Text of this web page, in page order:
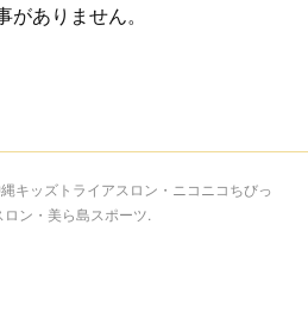
がありません。
縄キッズトライアスロン・ニコニコちびっ
ン・美ら島スポーツ.